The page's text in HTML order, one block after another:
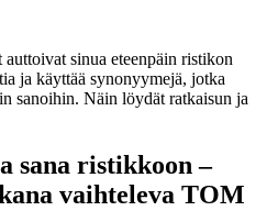
sinua eteenpäin ristikon
ja käyttää synonyymejä, jotka
sanoihin. Näin löydät ratkaisun ja
sana ristikkoon –
vaihteleva TOM